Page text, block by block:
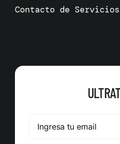
Contacto de Servicios